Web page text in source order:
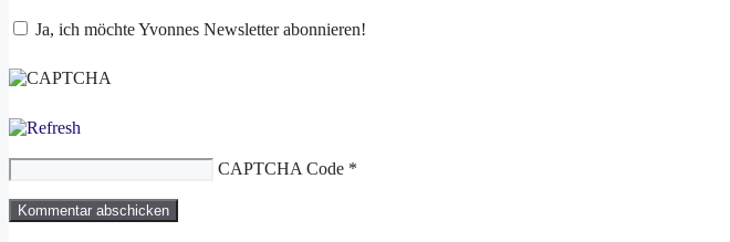
Ja, ich möchte Yvonnes Newsletter abonnieren!
CAPTCHA Code *